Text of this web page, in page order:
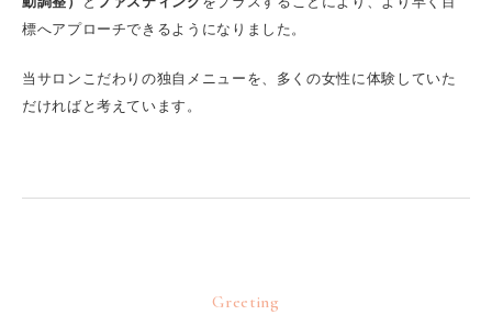
標へアプローチできるようになりました。
当サロンこだわりの独自メニューを、多くの女性に体験していた
だければと考えています。
Greeting